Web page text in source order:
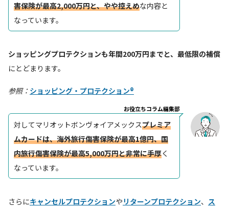
害保険が最高2,000万円と、やや控えめな内容と
なっています。
ショッピングプロテクションも年間200万円までと、最低限の補償
にとどまります。
参照： ショッピング・プロテクション®
お役立ちコラム編集部
対してマリオットボンヴォイアメックスプレミア
ムカードは、海外旅行傷害保険が最高1億円、国
内旅行傷害保険が最高5,000万円と非常に手厚く
なっています。
さらにキャンセルプロテクションや リターンプロテクション、 ス